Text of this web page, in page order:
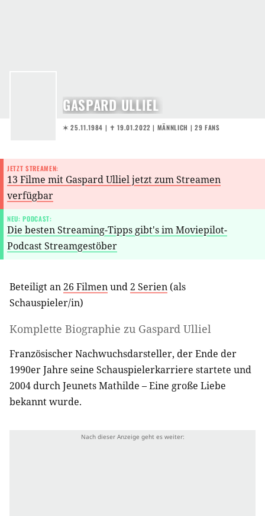
GASPARD ULLIEL
✶ 25.11.1984 | ✝︎ 19.01.2022 | MÄNNLICH | 29 FANS
JETZT STREAMEN:
13 Filme mit Gaspard Ulliel jetzt zum Streamen
verfügbar
NEU: PODCAST:
Die besten Streaming-Tipps gibt's im Moviepilot-
Podcast Streamgestöber
Beteiligt an26 Filmenund2 Serien (als
Schauspieler/in)
Komplette Biographie zu Gaspard Ulliel
Französischer Nachwuchsdarsteller, der Ende der
1990er Jahre seine Schauspielerkarriere startete und
2004 durch Jeunets Mathilde – Eine große Liebe
bekannt wurde.